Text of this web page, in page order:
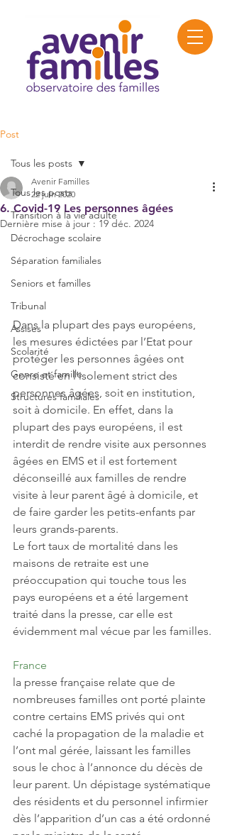
Post
Tous les posts
Transition à la vie adulte
Décrochage scolaire
Séparation familiales
Seniors et familles
Tribunal
Assises
Scolarité
Genre et famille
Structures familiales
Tous les posts
6. Covid-19 Les personnes âgées
Avenir Familles
22 juin 2020
Dernière mise à jour : 19 déc. 2024
Dans la plupart des pays européens,
les mesures édictées par l’Etat pour
protéger les personnes âgées ont
consisté en l’isolement strict des
personnes âgées, soit en institution,
soit à domicile. En effet, dans la
plupart des pays européens, il est
interdit de rendre visite aux personnes
âgées en EMS et il est fortement
déconseillé aux familles de rendre
visite à leur parent âgé à domicile, et
de faire garder les petits-enfants par
leurs grands-parents.
Le fort taux de mortalité dans les
maisons de retraite est une
préoccupation qui touche tous les
pays européens et a été largement
traité dans la presse, car elle est
évidemment mal vécue par les familles.
France
la presse française relate que de
nombreuses familles ont porté plainte
contre certains EMS privés qui ont
caché la propagation de la maladie et
l’ont mal gérée, laissant les familles
sous le choc à l’annonce du décès de
leur parent. Un dépistage systématique
des résidents et du personnel infirmier
dès l’apparition d’un cas a été ordonné